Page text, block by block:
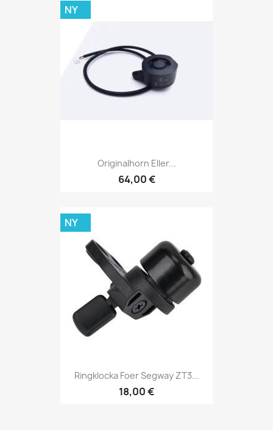
Originalhorn Eller...
64,00 €
NY
Ringklocka Foer Segway ZT3...
18,00 €
NY